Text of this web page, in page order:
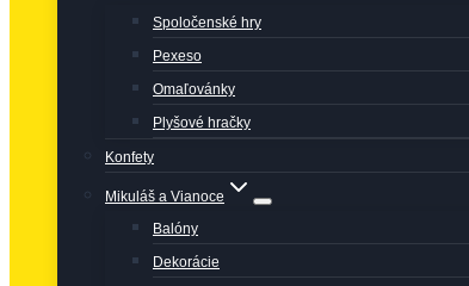
Spoločenské hry
Pexeso
Omaľovánky
Plyšové hračky
Konfety
Mikuláš a Vianoce
Balóny
Dekorácie